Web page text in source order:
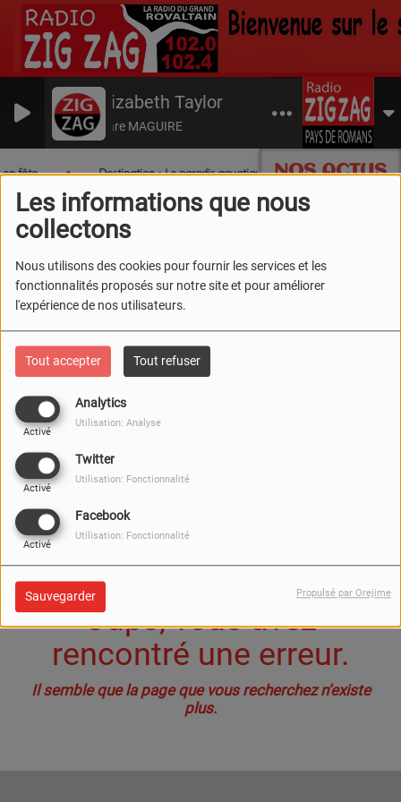
Les informations que nous
collectons
Nous utilisons des cookies pour fournir les services et les
fonctionnalités proposés sur notre site et pour améliorer
l'expérience de nos utilisateurs.
Tout accepter Tout refuser
Analytics
Activé
Utilisation: Analyse
Twitter
Activé
Utilisation: Fonctionnalité
Facebook
Activé
Utilisation: Fonctionnalité
Sauvegarder Propulsé par Orejime
Elizabeth Taylor
Clare MAGUIRE
NOS ACTUS
fête Destination : Le paradis aquatique du Sud Drôme !
Oups, vous avez
rencontré une erreur.
Il semble que la page que vous recherchez n’existe
plus.